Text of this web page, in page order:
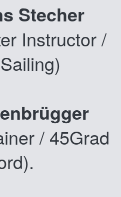
Stecher
Instructor /
/ 45Grad